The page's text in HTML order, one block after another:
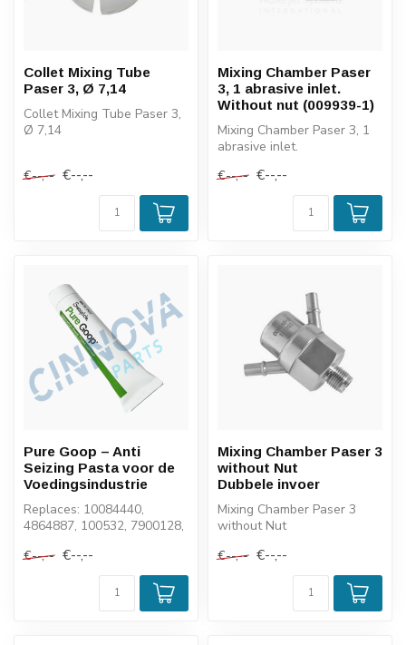
Collet Mixing Tube
Paser 3, Ø 7,14
Collet Mixing Tube Paser 3,
Ø 7,14
€--,-- €--,--
Mixing Chamber Paser
3, 1 abrasive inlet.
Without nut (009939-1)
Mixing Chamber Paser 3, 1
abrasive inlet.
€--,-- €--,--
Pure Goop – Anti
Seizing Pasta voor de
Voedingsindustrie
Replaces: 10084440,
4864887, 100532, 7900128,
TL-PGT
€--,-- €--,--
Mixing Chamber Paser 3
without Nut
Dubbele invoer
Mixing Chamber Paser 3
without Nut
€--,-- €--,--